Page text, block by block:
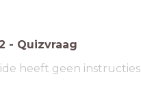
- Quizvraag
heeft geen instructies